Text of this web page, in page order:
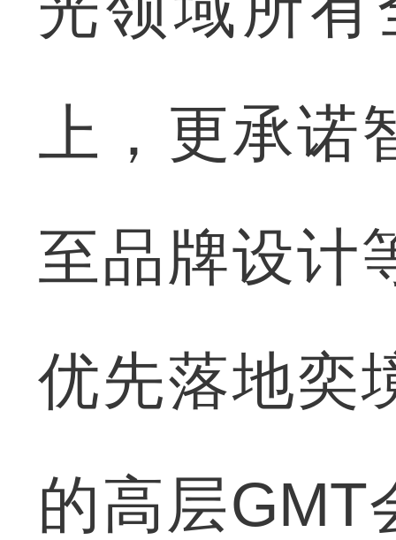
上，更承诺
至品牌设计
优先落地奕
的高层GMT